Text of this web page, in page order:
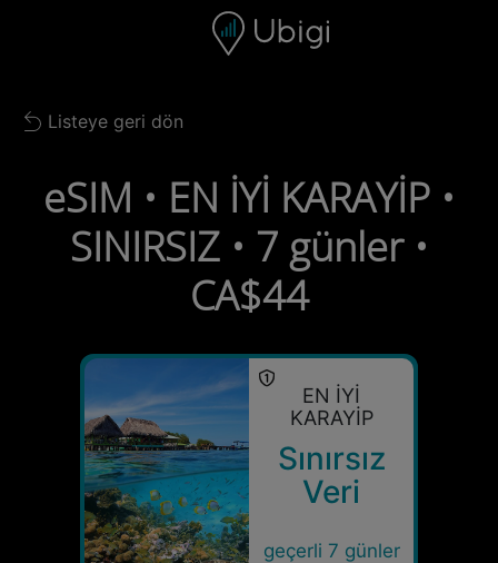
Gezinme çubuğu Alt bilgi
Back to list
Listeye geri dön
eSIM • EN İYİ KARAYİP •
SINIRSIZ • 7 günler •
CA$44
EN İYİ
KARAYİP
Sınırsız
Veri
geçerli 7 günler